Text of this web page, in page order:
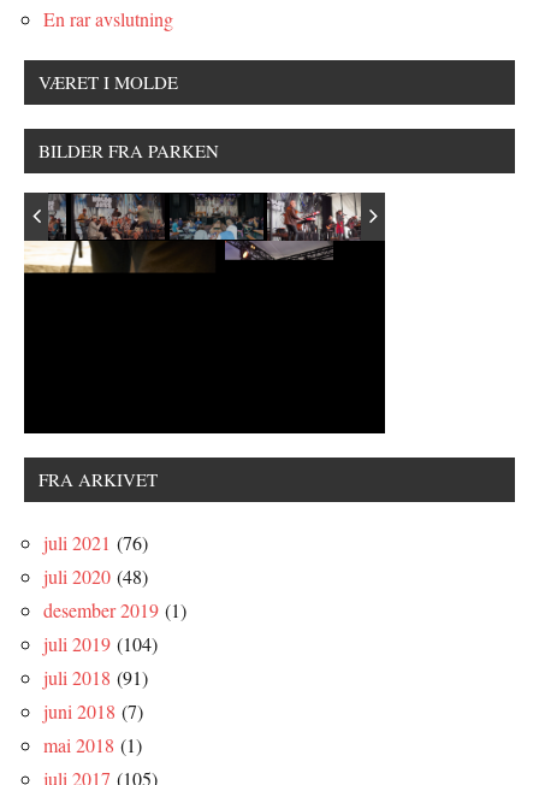
En rar avslutning
VÆRET I MOLDE
BILDER FRA PARKEN
FRA ARKIVET
juli 2021 (76)
juli 2020 (48)
desember 2019 (1)
juli 2019 (104)
juli 2018 (91)
juni 2018 (7)
mai 2018 (1)
juli 2017 (105)